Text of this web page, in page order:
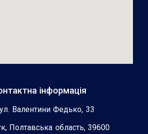
інформація
Валентини Федько, 33
Полтавська область, 39600